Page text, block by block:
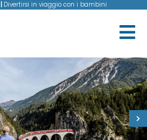
Divertirsi in viaggio con i bambini